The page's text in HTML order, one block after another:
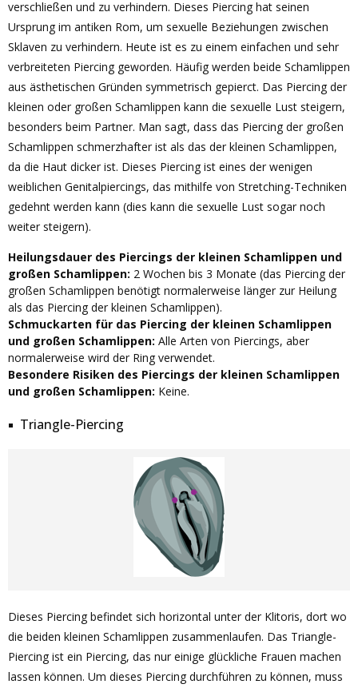
verschließen und zu verhindern. Dieses Piercing hat seinen
Ursprung im antiken Rom, um sexuelle Beziehungen zwischen
Sklaven zu verhindern. Heute ist es zu einem einfachen und sehr
verbreiteten Piercing geworden. Häufig werden beide Schamlippen
aus ästhetischen Gründen symmetrisch gepierct. Das Piercing der
kleinen oder großen Schamlippen kann die sexuelle Lust steigern,
besonders beim Partner. Man sagt, dass das Piercing der großen
Schamlippen schmerzhafter ist als das der kleinen Schamlippen,
da die Haut dicker ist. Dieses Piercing ist eines der wenigen
weiblichen Genitalpiercings, das mithilfe von Stretching-Techniken
gedehnt werden kann (dies kann die sexuelle Lust sogar noch
weiter steigern).
Heilungsdauer des Piercings der kleinen Schamlippen und
großen Schamlippen: 2 Wochen bis 3 Monate (das Piercing der
großen Schamlippen benötigt normalerweise länger zur Heilung
als das Piercing der kleinen Schamlippen).
Schmuckarten für das Piercing der kleinen Schamlippen
und großen Schamlippen: Alle Arten von Piercings, aber
normalerweise wird der Ring verwendet.
Besondere Risiken des Piercings der kleinen Schamlippen
und großen Schamlippen: Keine.
Triangle-Piercing
Dieses Piercing befindet sich horizontal unter der Klitoris, dort wo
die beiden kleinen Schamlippen zusammenlaufen. Das Triangle-
Piercing ist ein Piercing, das nur einige glückliche Frauen machen
lassen können. Um dieses Piercing durchführen zu können, muss